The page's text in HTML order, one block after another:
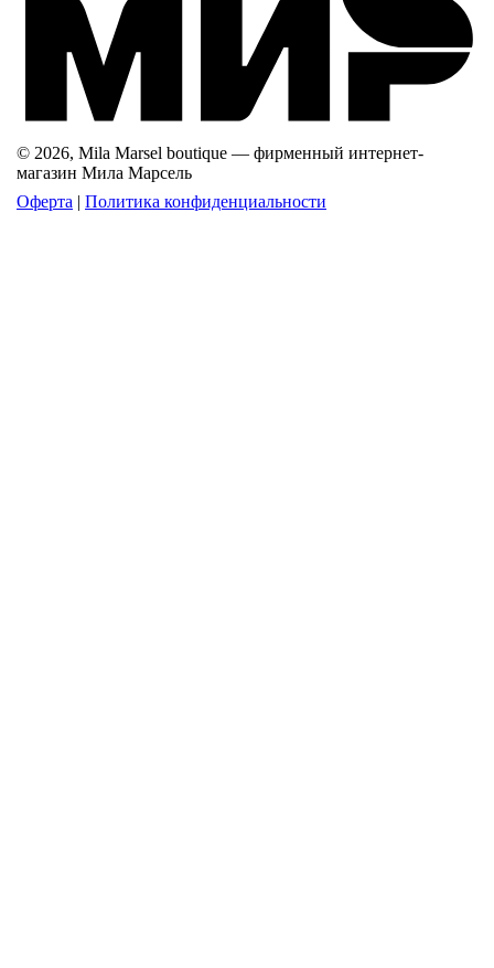
© 2026, Mila Marsel boutique — фирменный интернет-
магазин Мила Марсель
Оферта | Политика конфиденциальности